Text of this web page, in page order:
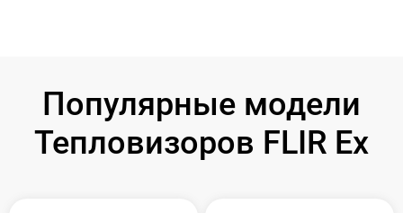
Популярные модели
Тепловизоров FLIR Ex